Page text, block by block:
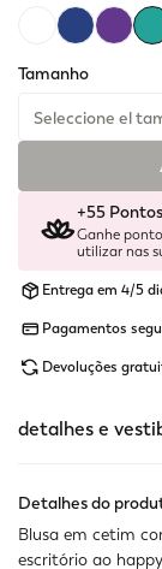
Tamanho
Seleccione el
+55
Ganhe
utilizar nas
Entrega em 4/5
Pagamentos
Devoluções
detalhes e
Detalhes do
Blusa em cetim
escritório ao